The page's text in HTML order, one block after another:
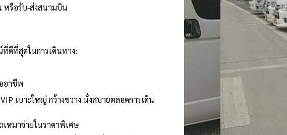
หรือรับ-ส่งสนามบิน
ดีที่สุดในการเดินทาง:
อาชีพ
เบาะใหญ่ กว้างขวาง นั่งสบายตลอดการเดิน
เหมาจ่ายในราคาพิเศษ